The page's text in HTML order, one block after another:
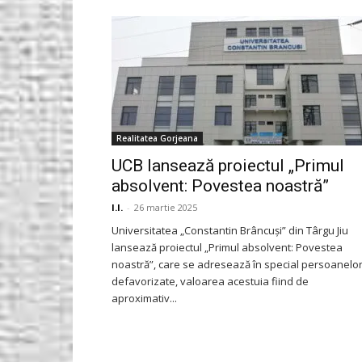
Gorjeanul.ro
Realitatea Gorjeana
UCB lansează proiectul „Primul
absolvent: Povestea noastră”
I.I. - 26 martie 2025
Universitatea „Constantin Brâncuşi” din Târgu Jiu
lansează proiectul „Primul absolvent: Povestea
noastră”, care se adresează în special persoanelor
defavorizate, valoarea acestuia fiind de
aproximativ...